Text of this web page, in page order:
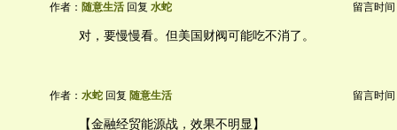
作者： 随意生活 回复 水蛇 留言时间
对，要慢慢看。但美国财阀可能吃不消了。
作者： 水蛇 回复 随意生活 留言时间
【金融经贸能源战，效果不明显】